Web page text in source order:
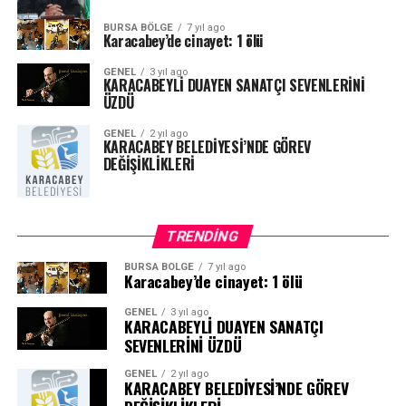
tebrik ederek plaket ve hediye ile ödüllendirdi.
İşte Özel Özkocaman Ortaokulunda elde edilen diğer
dikkat çekici öğrenci başarıları:
Türkiye Genelinde:
BURSA BÖLGE 7 yıl ago
Karacabey’de cinayet: 1 ölü
GENEL 3 yıl ago
KARACABEYLİ DUAYEN SANATÇI SEVENLERİNİ
ÜZDÜ
GENEL 2 yıl ago
KARACABEY BELEDİYESİ’NDE GÖREV
DEĞİŞİKLİKLERİ
TRENDING
BURSA BÖLGE 7 yıl ago
Karacabey’de cinayet: 1 ölü
GENEL 3 yıl ago
KARACABEYLİ DUAYEN SANATÇI
SEVENLERİNİ ÜZDÜ
GENEL 2 yıl ago
KARACABEY BELEDİYESİ’NDE GÖREV